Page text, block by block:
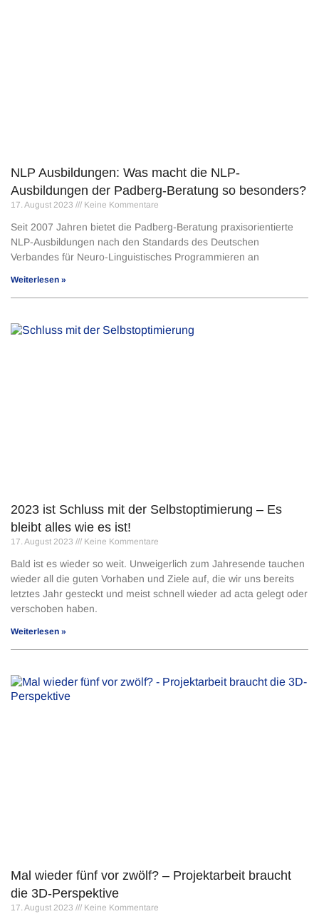
NLP Ausbildungen: Was macht die NLP-
Ausbildungen der Padberg-Beratung so besonders?
17. August 2023 Keine Kommentare
Seit 2007 Jahren bietet die Padberg-Beratung praxisorientierte
NLP-Ausbildungen nach den Standards des Deutschen
Verbandes für Neuro-Linguistisches Programmieren an
Weiterlesen »
2023 ist Schluss mit der Selbstoptimierung – Es
bleibt alles wie es ist!
17. August 2023 Keine Kommentare
Bald ist es wieder so weit. Unweigerlich zum Jahresende tauchen
wieder all die guten Vorhaben und Ziele auf, die wir uns bereits
letztes Jahr gesteckt und meist schnell wieder ad acta gelegt oder
verschoben haben.
Weiterlesen »
Mal wieder fünf vor zwölf? – Projektarbeit braucht
die 3D-Perspektive
17. August 2023 Keine Kommentare